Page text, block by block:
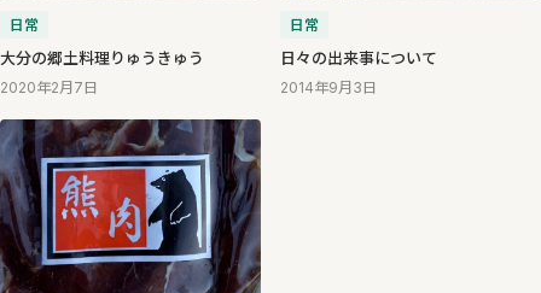
日常
大分の郷土料理りゅうきゅう
2020年2月7日
日常
日々の出来事について
2014年9月3日